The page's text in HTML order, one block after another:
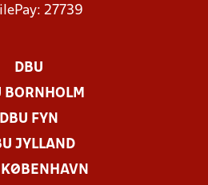
27739
DBU
BORNHOLM
DBU FYN
JYLLAND
KØBENHAVN